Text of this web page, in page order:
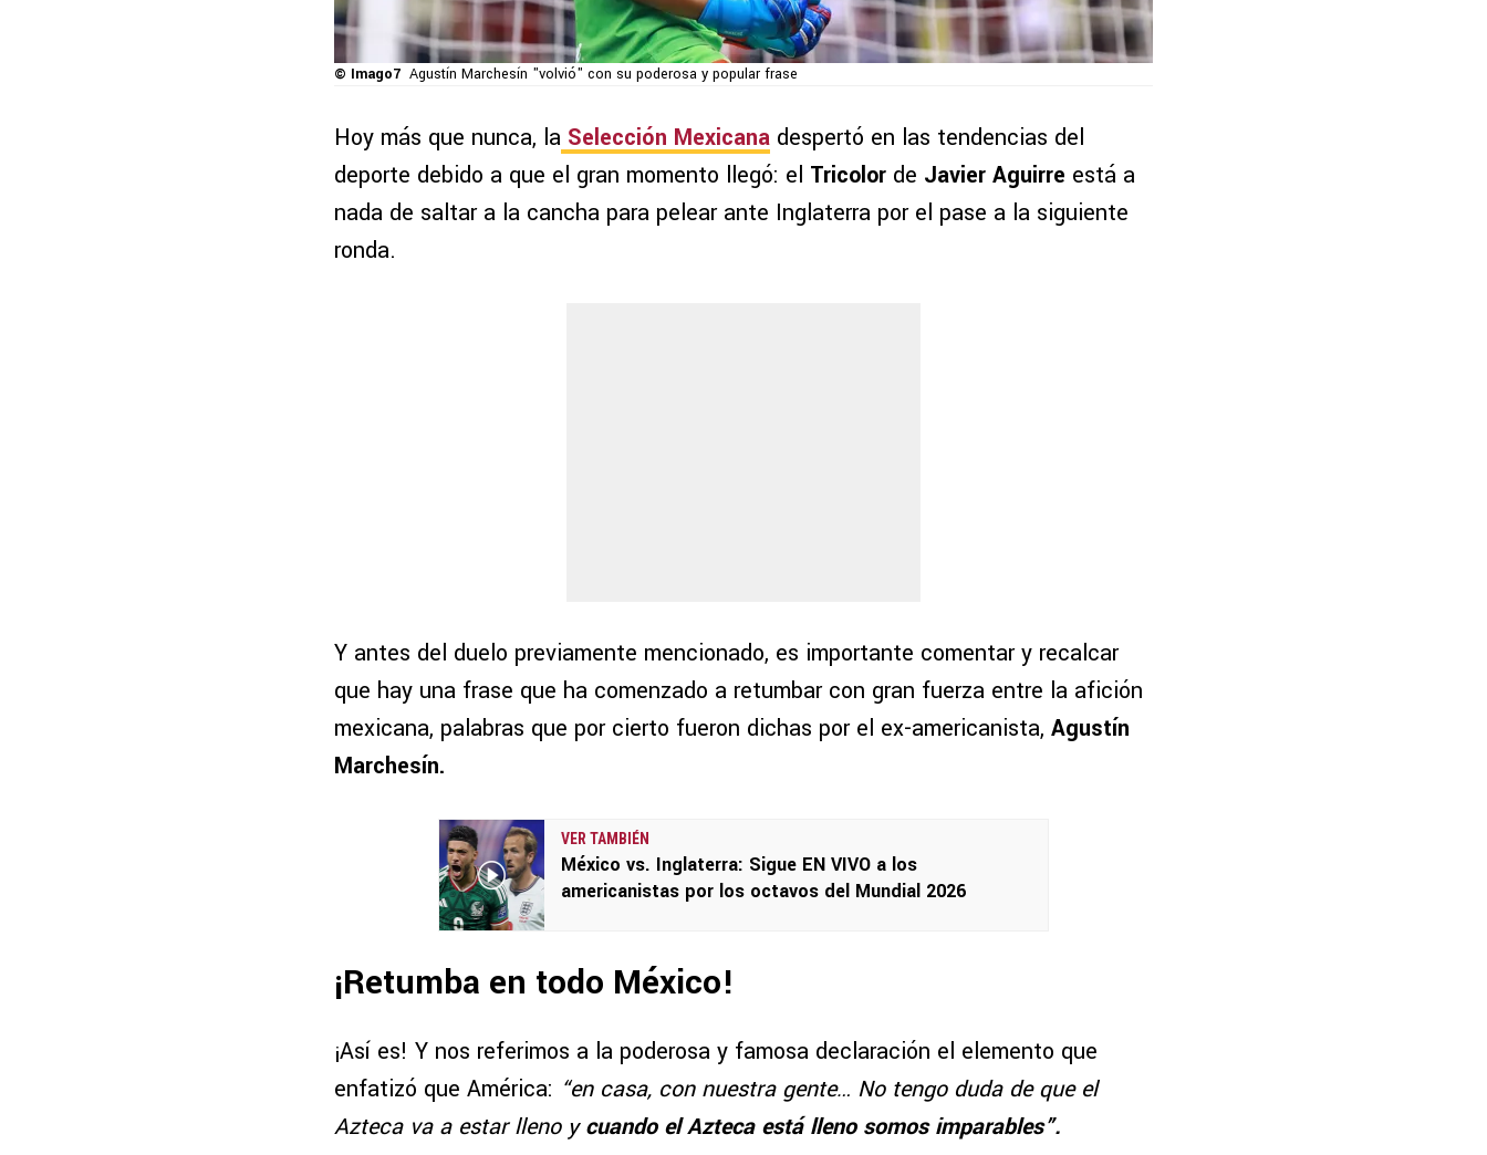
© Imago7 Agustín Marchesín "volvió" con su poderosa y popular frase
Hoy más que nunca, la Selección Mexicana despertó en las tendencias del
deporte debido a que el gran momento llegó: el Tricolor de Javier Aguirre está a
nada de saltar a la cancha para pelear ante Inglaterra por el pase a la siguiente
ronda.
Y antes del duelo previamente mencionado, es importante comentar y recalcar
que hay una frase que ha comenzado a retumbar con gran fuerza entre la afición
mexicana, palabras que por cierto fueron dichas por el ex-americanista, Agustín
Marchesín.
VER TAMBIÉN
México vs. Inglaterra: Sigue EN VIVO a los
americanistas por los octavos del Mundial 2026
¡Retumba en todo México!
¡Así es! Y nos referimos a la poderosa y famosa declaración el elemento que
enfatizó que América: “en casa, con nuestra gente… No tengo duda de que el
Azteca va a estar lleno ycuando el Azteca está lleno somos imparables”.